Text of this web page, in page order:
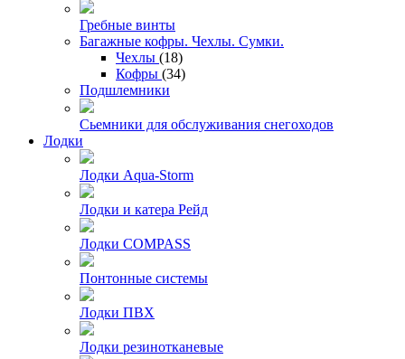
Гребные винты
Багажные кофры. Чехлы. Сумки.
Чехлы (18)
Кофры (34)
Подшлемники
Сьемники для обслуживания снегоходов
Лодки
Лодки Aqua-Storm
Лодки и катера Рейд
Лодки COMPASS
Понтонные системы
Лодки ПВХ
Лодки резинотканевые